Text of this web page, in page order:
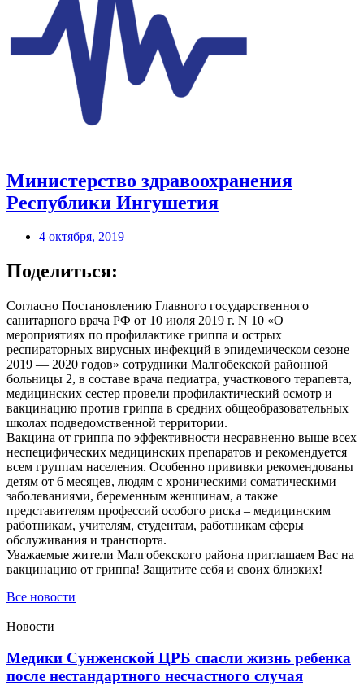
Министерство здравоохранения
Республики Ингушетия
4 октября, 2019
Поделиться:
Согласно Постановлению Главного государственного
санитарного врача РФ от 10 июля 2019 г. N 10 «О
мероприятиях по профилактике гриппа и острых
респираторных вирусных инфекций в эпидемическом сезоне
2019 — 2020 годов» сотрудники Малгобекской районной
больницы 2, в составе врача педиатра, участкового терапевта,
медицинских сестер провели профилактический осмотр и
вакцинацию против гриппа в средних общеобразовательных
школах подведомственной территории.
Вакцина от гриппа по эффективности несравненно выше всех
неспецифических медицинских препаратов и рекомендуется
всем группам населения. Особенно прививки рекомендованы
детям от 6 месяцев, людям с хроническими соматическими
заболеваниями, беременным женщинам, а также
представителям профессий особого риска – медицинским
работникам, учителям, студентам, работникам сферы
обслуживания и транспорта.
Уважаемые жители Малгобекского района приглашаем Вас на
вакцинацию от гриппа! Защитите себя и своих близких!
Все новости
Новости
Медики Сунженской ЦРБ спасли жизнь ребенка
после нестандартного несчастного случая